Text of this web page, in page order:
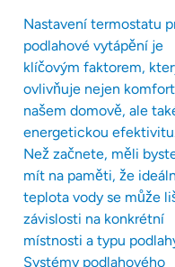
Nastavení termostatu
podlahové vytápění je
klíčovým faktorem,
ovlivňuje nejen
našem domově, ale
energetickou
Než začnete, měli
mít na paměti, že
teplota vody se může
závislosti na konkrétní
místnosti a typu
Systémy podlahového